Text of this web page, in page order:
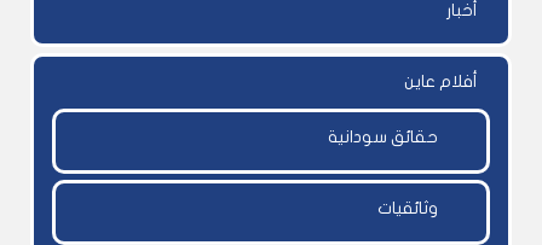
أخبار
أفلام عاين
حقائق سودانية
وثائقيات